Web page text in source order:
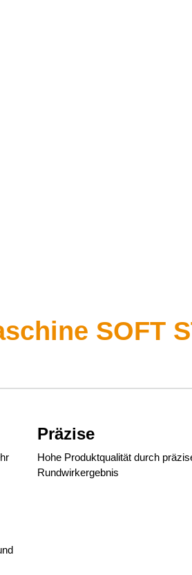
SOFT
Präzise
Hohe Produktqualität durch
Rundwirkergebnis